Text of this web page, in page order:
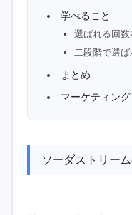
学べること
選ばれる回数
二段階で選
まとめ
マーケティン
ソーダストリー